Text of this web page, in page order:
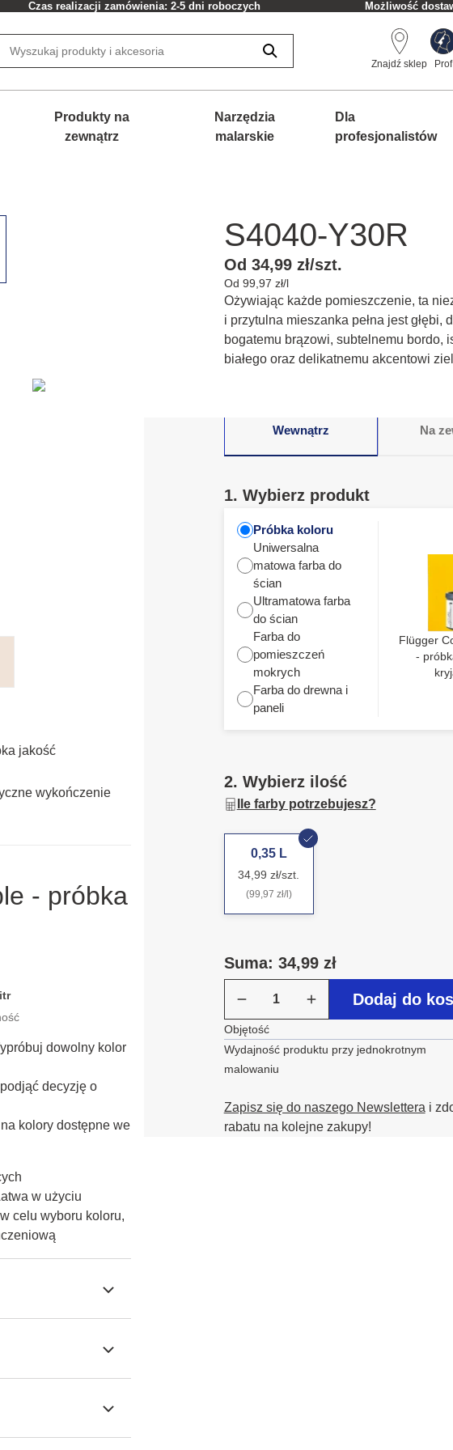
Czas realizacji zamówienia: 2-5 dni roboczych Możliwość
Znajdź sklep Prof
Produkty na
zewnątrz
Narzędzia
malarskie
Dla
profesjonalistów
jakość
wykończenie
- próbka
dowolny kolor
decyzję o
kolory dostępne we
w użyciu
celu wyboru koloru,
S4040-Y30R
Od 34,99 zł/szt.
Od 99,97 zł/l
Ożywiając każde pomieszczenie, ta
i przytulna mieszanka pełna jest głębi,
bogatemu brązowi, subtelnemu bordo,
białego oraz delikatnemu akcentowi
Wewnątrz Na
1. Wybierz produkt
Próbka koloru
Uniwersalna
matowa farba do
ścian
Ultramatowa farba
do ścian
Farba do
pomieszczeń
mokrych
Farba do drewna i
paneli
Flügger
-
2. Wybierz ilość
Ile farby potrzebujesz?
0,35 L
34,99 zł/szt.
(99,97 zł/l)
Suma: 34,99 zł
Dodaj do
Objętość
Wydajność produktu przy jednokrotnym
malowaniu
Zapisz się do naszego Newslettera i
rabatu na kolejne zakupy!